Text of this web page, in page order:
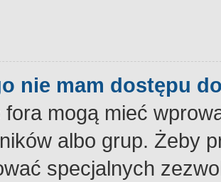
nie mam dostępu
fora mogą mieć
albo grup. Żeby
specjalnych